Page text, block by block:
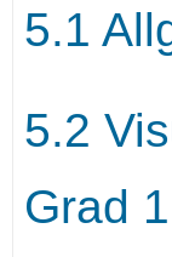
5.1
5.2
Grad 1